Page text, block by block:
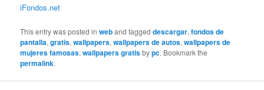
iFondos.net
This entry was posted inweband taggeddescargar,fondos de
pantalla,gratis,wallpapers,wallpapers de autos,wallpapers de
mujeres famosas,wallpapers gratisbypc. Bookmark the
permalink.